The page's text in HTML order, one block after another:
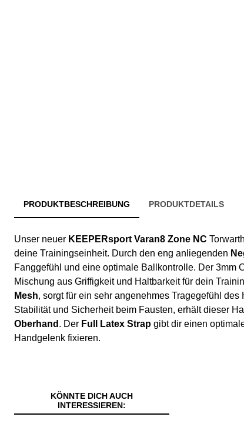
PRODUKTBESCHREIBUNG PRODUKTDETAILS
Unser neuer KEEPERsport Varan8 Zone NC
deine Trainingseinheit. Durch den eng anliegenden
Fanggefühl und eine optimale Ballkontrolle. Der 3mm
Mischung aus Griffigkeit und Haltbarkeit für dein
Mesh, sorgt für ein sehr angenehmes Tragegefühl
Stabilität und Sicherheit beim Fausten, erhält dieser
Oberhand . Der Full Latex Strap gibt dir einen
Handgelenk fixieren.
KÖNNTE DICH AUCH
INTERESSIEREN: